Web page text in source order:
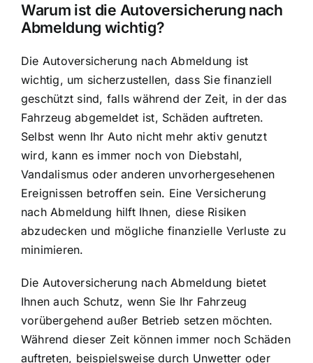
Warum ist die Autoversicherung nach
Abmeldung wichtig?
Die Autoversicherung nach Abmeldung ist
wichtig, um sicherzustellen, dass Sie finanziell
geschützt sind, falls während der Zeit, in der das
Fahrzeug abgemeldet ist, Schäden auftreten.
Selbst wenn Ihr Auto nicht mehr aktiv genutzt
wird, kann es immer noch von Diebstahl,
Vandalismus oder anderen unvorhergesehenen
Ereignissen betroffen sein. Eine Versicherung
nach Abmeldung hilft Ihnen, diese Risiken
abzudecken und mögliche finanzielle Verluste zu
minimieren.
Die Autoversicherung nach Abmeldung bietet
Ihnen auch Schutz, wenn Sie Ihr Fahrzeug
vorübergehend außer Betrieb setzen möchten.
Während dieser Zeit können immer noch Schäden
auftreten, beispielsweise durch Unwetter oder